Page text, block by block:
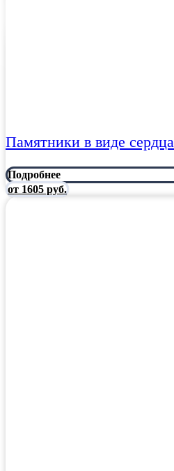
Памятники в виде сердца
Подробнее
от 1605 руб.